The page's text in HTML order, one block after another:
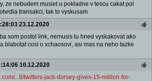
ze nebudem musiet u pokladne v tescu cakat pol
transakci, tak to vyskusam
23.12.2020
som postol link, nemusis tu hned vyskakovat ako
blabotat cosi o xchaosovi, asi mas na neho tazke
10.12.2020
...8/twitters-jack-dorsey-gives-15-million-for-